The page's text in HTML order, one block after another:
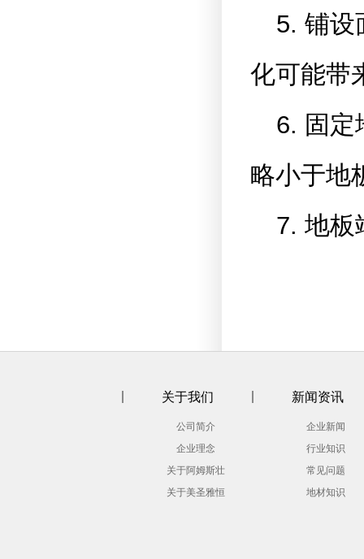
5. 铺设
化可能带
6. 固定
略小于地
7. 地板
关于我们
公司简介
企业理念
关于阿姆斯壮
关于美圣雅恒
新闻资讯
企业新闻
行业知识
常见问题
地材知识